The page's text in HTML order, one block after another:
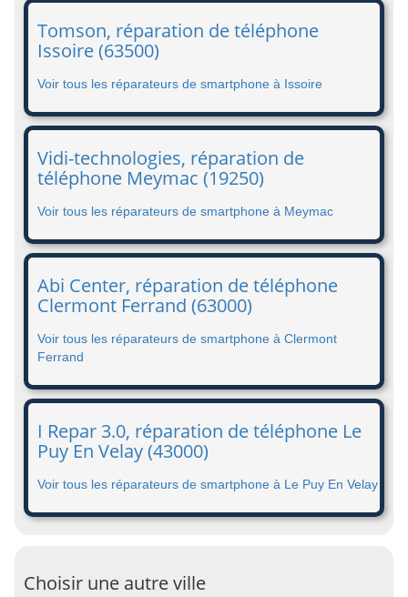
Tomson, réparation de téléphone
Issoire (63500)
Voir tous les réparateurs de smartphone à Issoire
Vidi-technologies, réparation de
téléphone Meymac (19250)
Voir tous les réparateurs de smartphone à Meymac
Abi Center, réparation de téléphone
Clermont Ferrand (63000)
Voir tous les réparateurs de smartphone à Clermont
Ferrand
I Repar 3.0, réparation de téléphone Le
Puy En Velay (43000)
Voir tous les réparateurs de smartphone à Le Puy En Velay
Choisir une autre ville